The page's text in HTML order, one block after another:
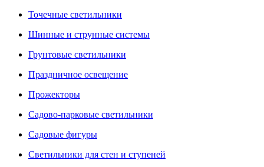
Точечные светильники
Шинные и струнные системы
Грунтовые светильники
Праздничное освещение
Прожекторы
Садово-парковые светильники
Садовые фигуры
Светильники для стен и ступеней